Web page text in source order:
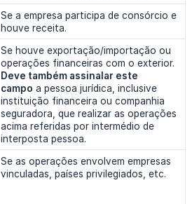
Se a empresa participa de consórcio e
houve receita.
Se houve exportação/importação ou
operações financeiras com o exterior.
Deve também assinalar este
campo a pessoa jurídica, inclusive
instituição financeira ou companhia
seguradora, que realizar as operações
acima referidas por intermédio de
interposta pessoa.
Se as operações envolvem empresas
vinculadas, países privilegiados, etc.